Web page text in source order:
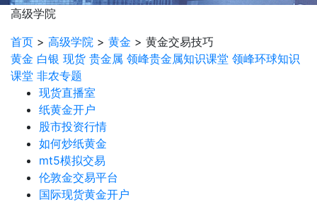
高级学院
首页 > 高级学院 > 黄金 > 黄金交易技巧
黄金 白银 现货 贵金属 领峰贵金属知识课堂 领峰环球知识
课堂 非农专题
现货直播室
纸黄金开户
股市投资行情
如何炒纸黄金
mt5模拟交易
伦敦金交易平台
国际现货黄金开户